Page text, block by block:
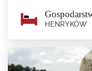
HENRYKÓW